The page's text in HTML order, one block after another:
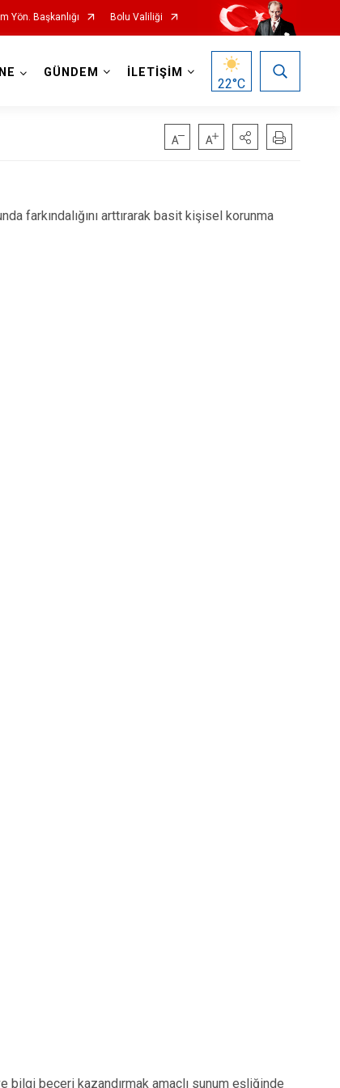
Yön. Başkanlığı Bolu Valiliği
GÜNDEM İLETİŞİM
22°C
farkındalığını arttırarak basit kişisel korunma
bilgi beceri kazandırmak amaçlı sunum eşliğinde